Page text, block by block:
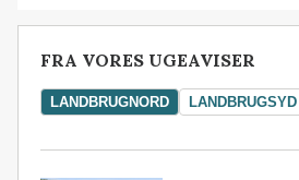
FRA VORES UGEAVISER
LANDBRUGNORD LANDBRUGSYD